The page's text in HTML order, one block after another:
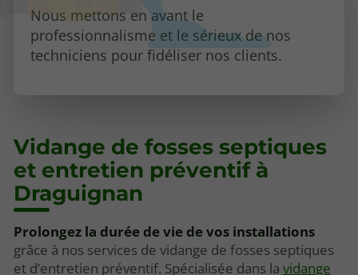
Nous mettons en avant le
professionnalisme et le sérieux de nos
techniciens pour fidéliser nos clients.
Vidange de fosses septiques
et entretien préventif à
Draguignan
Prolongez la durée de vie de vos installations
grâce à nos services de vidange de fosses septiques
et d’entretien préventif. Spécialisée dans lavidange